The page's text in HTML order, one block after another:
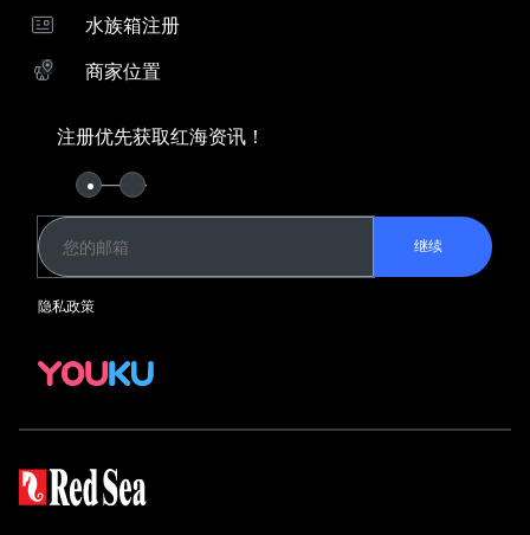
下载ReefBeat应用程序
向导
珊瑚饲养指南
Keep in Touch
YouKu
水族箱系统
REEFER G2+
REEFER G2+ 隔断式系统
MAX NANO
设备
水族箱注册
商家位置
注册优先获取红海资讯！
继续
隐私政策